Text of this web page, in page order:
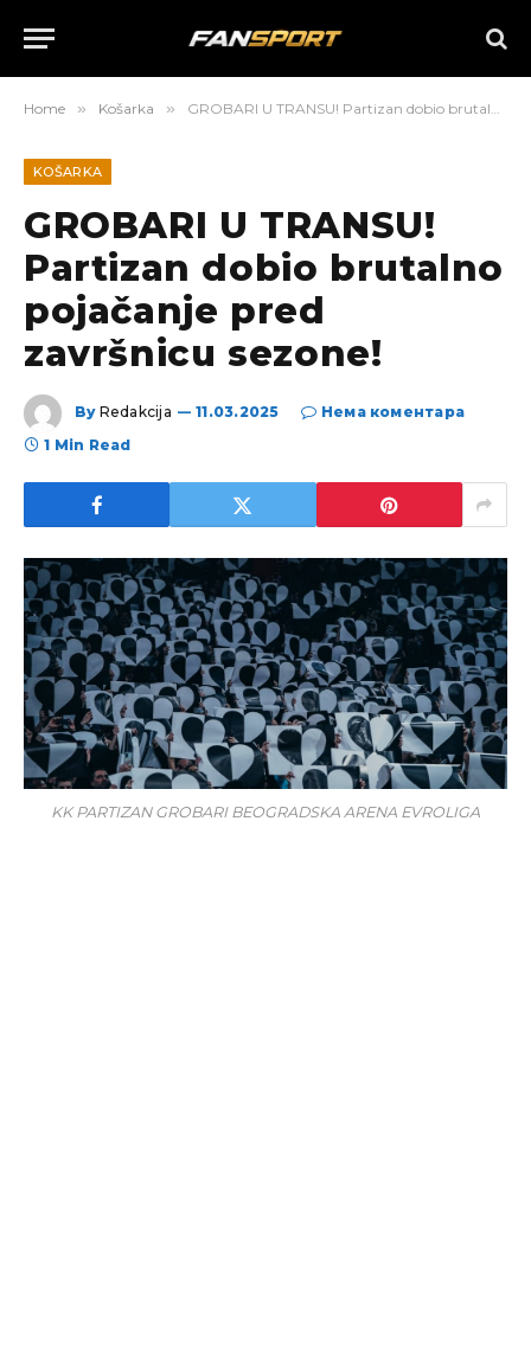
Home » Košarka » GROBARI U TRANSU! Partizan dobio brutalno pojačanje pred završnicu sezone!
KOŠARKA
GROBARI U TRANSU!
Partizan dobio brutalno
pojačanje pred
završnicu sezone!
By Redakcija 11.03.2025
Нема коментара
1 Min Read
KK PARTIZAN GROBARI BEOGRADSKA ARENA EVROLIGA